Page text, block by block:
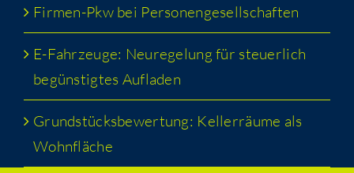
Fir­men-Pkw bei Personengesellschaften
E-Fahr­zeu­ge: Neu­re­ge­lung für steu­er­lich
begüns­tig­tes Aufladen
Grund­stücks­be­wer­tung: Kel­ler­räu­me als
Wohnfläche